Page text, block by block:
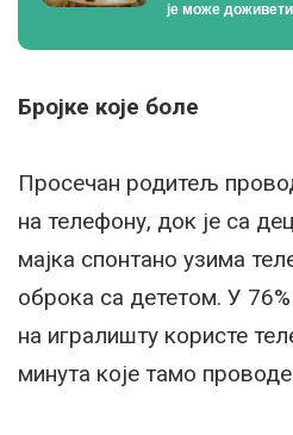
је може доживети
Бројке које боле
Просечан родитељ
на телефону, док је са
мајка спонтано узима
оброка са дететом. У
на игралишту користе
минута које тамо